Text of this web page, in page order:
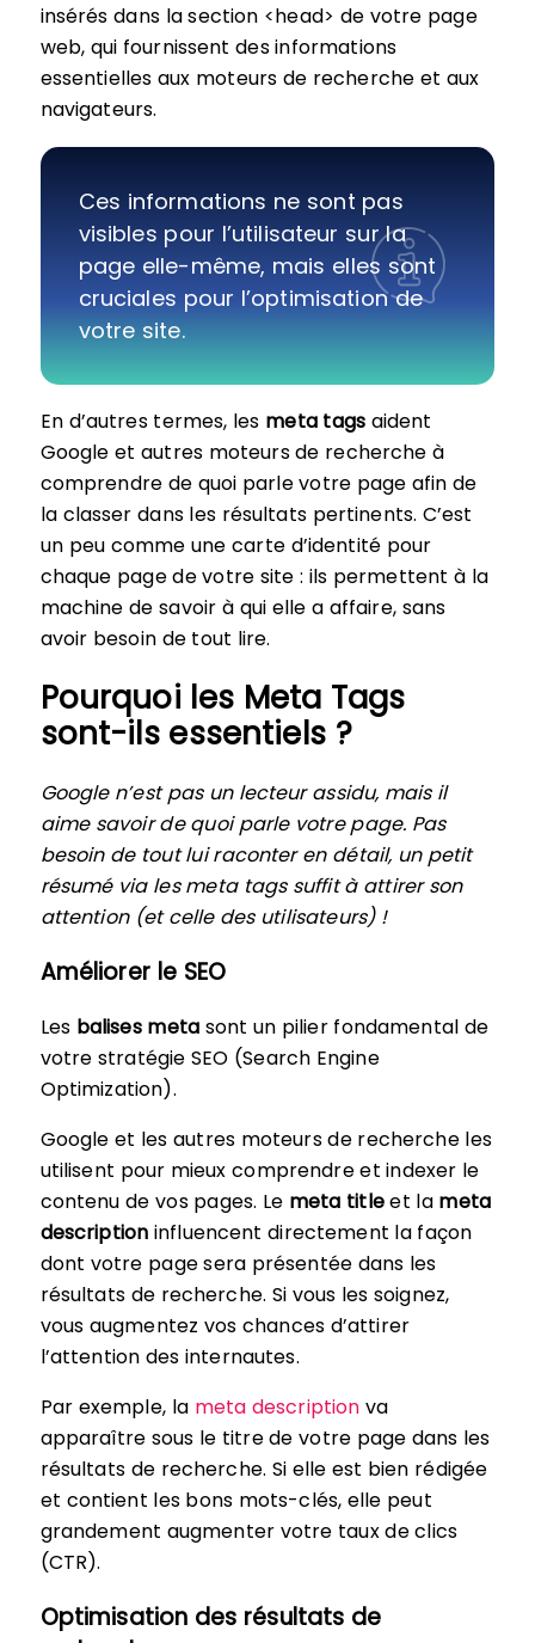
insérés dans la section <head> de votre page
web, qui fournissent des informations
essentielles aux moteurs de recherche et aux
navigateurs.
Ces informations ne sont pas
visibles pour l’utilisateur sur la
page elle-même, mais elles sont
cruciales pour l’optimisation de
votre site.
En d’autres termes, les meta tags aident
Google et autres moteurs de recherche à
comprendre de quoi parle votre page afin de
la classer dans les résultats pertinents. C’est
un peu comme une carte d’identité pour
chaque page de votre site : ils permettent à la
machine de savoir à qui elle a affaire, sans
avoir besoin de tout lire.
Pourquoi les Meta Tags
sont-ils essentiels ?
Google n’est pas un lecteur assidu, mais il
aime savoir de quoi parle votre page. Pas
besoin de tout lui raconter en détail, un petit
résumé via les meta tags suffit à attirer son
attention (et celle des utilisateurs) !
Améliorer le SEO
Les balises meta sont un pilier fondamental de
votre stratégie SEO (Search Engine
Optimization).
Google et les autres moteurs de recherche les
utilisent pour mieux comprendre et indexer le
contenu de vos pages. Le meta titleet la meta
description influencent directement la façon
dont votre page sera présentée dans les
résultats de recherche. Si vous les soignez,
vous augmentez vos chances d’attirer
l’attention des internautes.
Par exemple, la meta description va
apparaître sous le titre de votre page dans les
résultats de recherche. Si elle est bien rédigée
et contient les bons mots-clés, elle peut
grandement augmenter votre taux de clics
(CTR).
Optimisation des résultats de